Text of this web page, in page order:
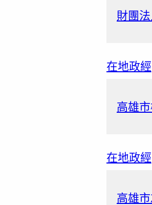
財團
在地政經
高雄
在地政經
高雄